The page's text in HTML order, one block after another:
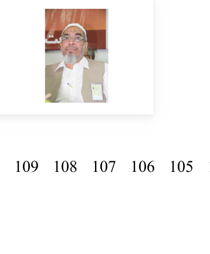
105
106
107
108
109